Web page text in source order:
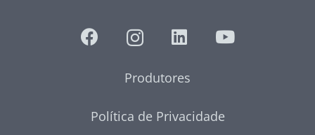
Produtores
Política de Privacidade